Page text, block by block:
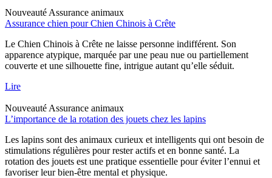
Nouveauté Assurance animaux
Assurance chien pour Chien Chinois à Crête
Le Chien Chinois à Crête ne laisse personne indifférent. Son
apparence atypique, marquée par une peau nue ou partiellement
couverte et une silhouette fine, intrigue autant qu’elle séduit.
Lire
Nouveauté Assurance animaux
L’importance de la rotation des jouets chez les lapins
Les lapins sont des animaux curieux et intelligents qui ont besoin de
stimulations régulières pour rester actifs et en bonne santé. La
rotation des jouets est une pratique essentielle pour éviter l’ennui et
favoriser leur bien-être mental et physique.